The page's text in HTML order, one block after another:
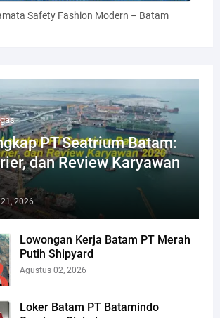
Safety Fashion Modern – Batam
PT Seatrium Batam:
dan Review Karyawan
2026
Lowongan Kerja Batam PT Merah
Putih Shipyard
Agustus 02, 2026
Loker Batam PT Batamindo